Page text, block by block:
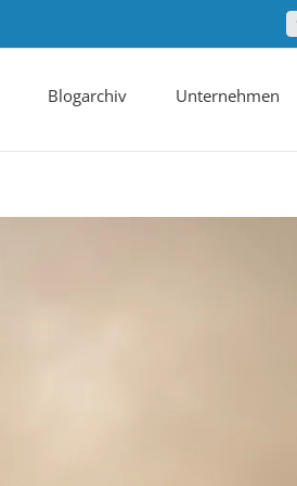
Blogarchiv Unternehmen